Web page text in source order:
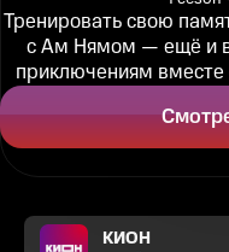
Тренировать свою
с Ам Нямом — ещё и
приключениям
все
КИОН